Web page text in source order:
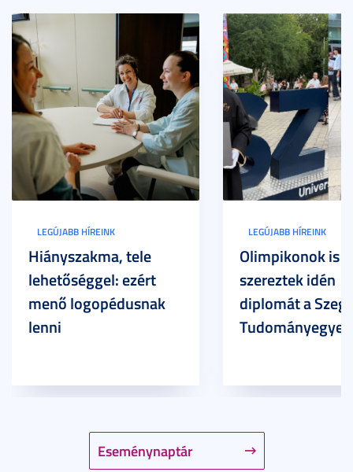
Eseménynaptár
LEGÚJABB HÍREINK
Hiányszakma, tele
lehetőséggel: ezért
menő logopédusnak
lenni
LEGÚJABB HÍREINK
Olimpikonok is
szereztek idén
diplomát a